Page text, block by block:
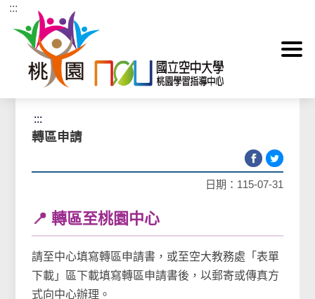
跳到主要內容區塊
:::
首頁 > 註冊資訊 轉區申請
:::
轉區申請
日期：115-07-31
📍 轉區至桃園中心
請至中心填寫轉區申請書，或至空大教務處「表單
下載」區下載填寫轉區申請書後，以郵寄或傳真方
式向中心辦理。